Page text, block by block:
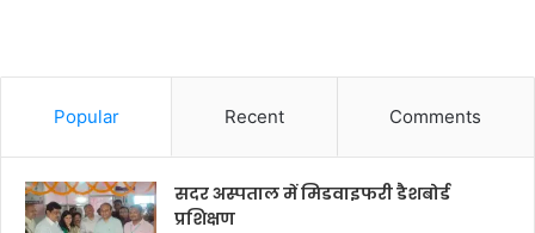
Popular Recent Comments
सदर अस्पताल में मिडवाइफरी डैशबोर्ड
प्रशिक्षण